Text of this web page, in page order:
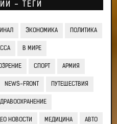
- ТЕГИ
ЭКОНОМИКА ПОЛИТИКА
В МИРЕ
СПОРТ АРМИЯ
NEWS-FRONT ПУТЕШЕСТВИЯ
НОВОСТИ МЕДИЦИНА АВТО